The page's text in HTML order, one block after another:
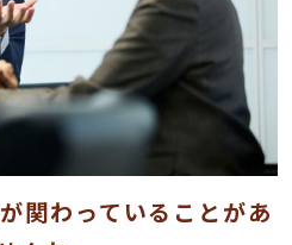
関わっていることがあ